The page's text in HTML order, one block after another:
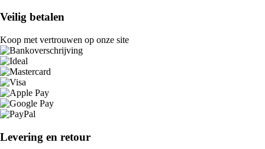
Veilig betalen
Koop met vertrouwen op onze site
Levering en retour